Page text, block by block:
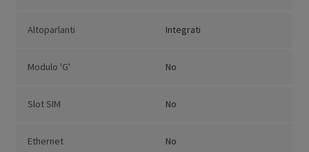
Altoparlanti Integrati
Modulo 'G' No
Slot SIM No
Ethernet No